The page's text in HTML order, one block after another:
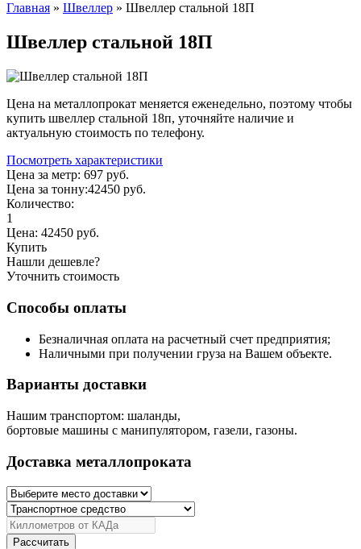
Главная » Швеллер » Швеллер стальной 18П
Швеллер стальной 18П
Цена на металлопрокат меняется еженедельно, поэтому чтобы
купить швеллер стальной 18п, уточняйте наличие и
актуальную стоимость по телефону.
Посмотреть характеристики
Цена за метр: 697 руб.
Цена за тонну:42450 руб.
Количество:
1
Цена: 42450 руб.
Купить
Нашли дешевле?
Уточнить стоимость
Способы оплаты
Безналичная оплата на расчетный счет предприятия;
Наличными при получении груза на Вашем объекте.
Варианты доставки
Нашим транспортом: шаланды,
бортовые машины с манипулятором, газели, газоны.
Доставка металлопроката
Рассчитать